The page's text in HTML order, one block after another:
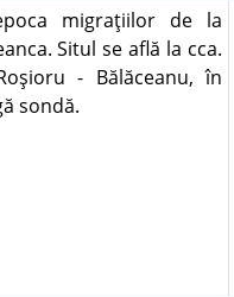
migraţiilor de la
Situl se află la cca.
- Bălăceanu, în
sondă.